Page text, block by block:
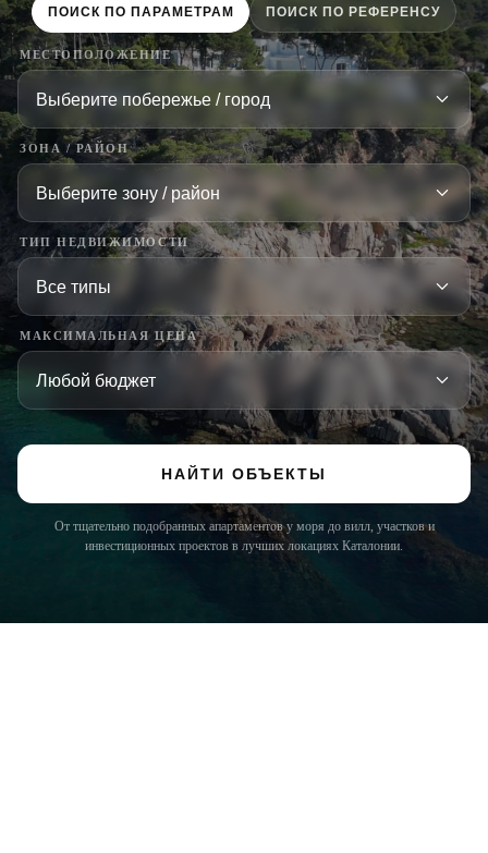
ПОИСК ПО ПАРАМЕТРАМ ПОИСК ПО РЕФЕРЕНСУ
МЕСТОПОЛОЖЕНИЕ
ЗОНА / РАЙОН
ТИП НЕДВИЖИМОСТИ
МАКСИМАЛЬНАЯ ЦЕНА
НАЙТИ ОБЪЕКТЫ
От тщательно подобранных апартаментов у моря до вилл, участков и
инвестиционных проектов в лучших локациях Каталонии.